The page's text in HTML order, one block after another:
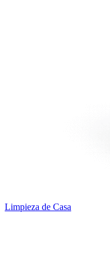
Limpieza de Casa